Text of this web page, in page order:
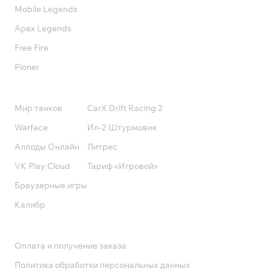
Mobile Legends
Apex Legends
Free Fire
Pioner
Мир танков
Warface
Аллоды Онлайн
VK Play Cloud
Браузерные игры
Калибр
CarX Drift Racing 2
Ил-2 Штурмовик
Литрес
Тариф «Игровой»
Оплата и получение заказа
Политика обработки персональных данных